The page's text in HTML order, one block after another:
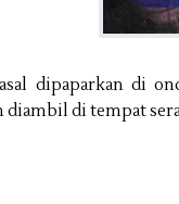
dipaparkan di
diambil di tempat